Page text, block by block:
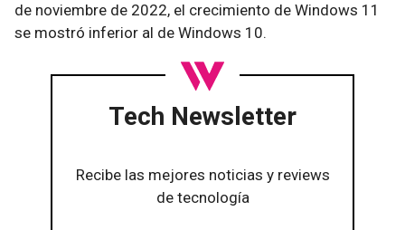
de noviembre de 2022, el crecimiento de Windows 11
se mostró inferior al de Windows 10.
Tech Newsletter
Recibe las mejores noticias y reviews
de tecnología